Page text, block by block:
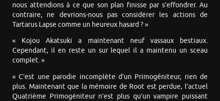
nous attendions à ce que son plan finisse par s’effondrer. Au
contraire, ne devrions-nous pas considérer les actions de
Tartarus Lapse comme un heureux hasard ? »
« Kojou Akatsuki a maintenant neuf vassaux bestiaux.
Cependant, il en reste un sur lequel il a maintenu un sceau
complet. »
« C’est une parodie incomplète d’un Primogéniteur, rien de
plus. Maintenant que la mémoire de Root est perdue, l’actuel
Quatrième Primogéniteur n’est plus qu’un vampire puissant